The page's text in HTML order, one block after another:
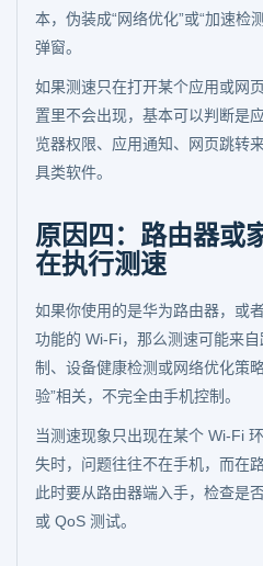
本，伪装成“网络优化”或“加速检
弹窗。
如果测速只在打开某个应用或网
置里不会出现，基本可以判断是
览器权限、应用通知、网页跳转
具类软件。
原因四：路由器或
在执行测速
如果你使用的是华为路由器，或
功能的 Wi-Fi，那么测速可能来
制、设备健康检测或网络优化策
验”相关，不完全由手机控制。
当测速现象只出现在某个 Wi-Fi
失时，问题往往不在手机，而在
此时要从路由器端入手，检查是
或 QoS 测试。